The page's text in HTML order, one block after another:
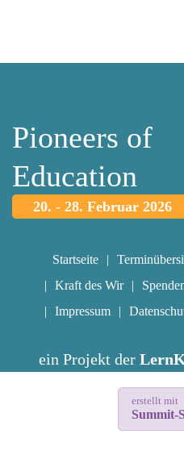
Pioneers of
Education
20. - 28. Februar 2026
Startseite
Kraft des Wir
Impressum
ein Projekt der
erstellt mit
Summit-